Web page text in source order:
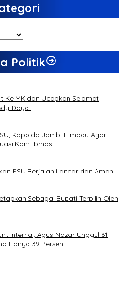
Politik
Ke MK dan Ucapkan Selamat
Dayat
Kapolda Jambi Himbau Agar
Kamtibmas
PSU Berjalan Lancar dan Aman
Sebagai Bupati Terpilih Oleh
Internal, Agus-Nazar Unggul 61
Hanya 39 Persen